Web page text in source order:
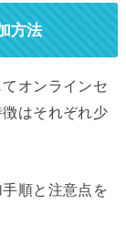
方法
オンラインセ
はそれぞれ少
順と注意点を